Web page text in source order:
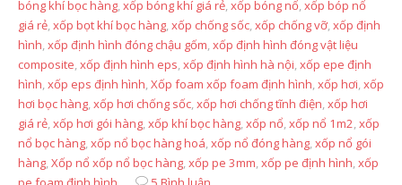
bóng khí bọc hàng,xốp bóng khí giá rẻ,xốp bóng nổ,xốp bóp nổ
giá rẻ,xốp bọt khí bọc hàng,xốp chống sốc,xốp chống vỡ,xốp định
hình,xốp định hình đóng chậu gốm,xốp định hình đóng vật liệu
composite,xốp định hình eps,xốp định hình hà nội,xốp epe định
hình,xốp eps định hình,Xốp foam xốp foam định hình,xốp hơi,xốp
hơi bọc hàng,xốp hơi chống sốc,xốp hơi chống tĩnh điện,xốp hơi
giá rẻ,xốp hơi gói hàng,xốp khí bọc hàng,xốp nổ,xốp nổ 1m2,xốp
nổ bọc hàng,xốp nổ bọc hàng hoá,xốp nổ đóng hàng,xốp nổ gói
hàng,Xốp nổ xốp nổ bọc hàng,xốp pe 3mm,xốp pe định hình,xốp